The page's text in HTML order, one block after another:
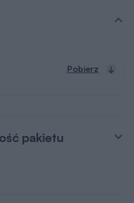
Pobierz
pakietu